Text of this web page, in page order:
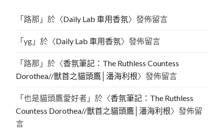
「路那 」於〈Daily Lab 車用香氛〉發佈留言
「yg」於〈Daily Lab 車用香氛〉發佈留言
「路那 」於〈香氛筆記：The Ruthless Countess
Dorothea//獸首之貓頭鷹│潘海利根〉發佈留言
「也是貓頭鷹愛好者」於〈香氛筆記：The Ruthless
Countess Dorothea//獸首之貓頭鷹│潘海利根〉發佈留
言